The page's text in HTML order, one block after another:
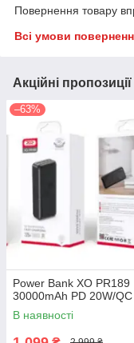
Повернення товару
Всі умови
Акційні
–63%
Power Bank XO PR189
30000mAh PD 20W/
В наявності